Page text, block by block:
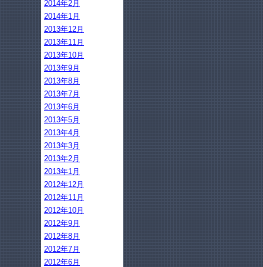
2014年2月
2014年1月
2013年12月
2013年11月
2013年10月
2013年9月
2013年8月
2013年7月
2013年6月
2013年5月
2013年4月
2013年3月
2013年2月
2013年1月
2012年12月
2012年11月
2012年10月
2012年9月
2012年8月
2012年7月
2012年6月